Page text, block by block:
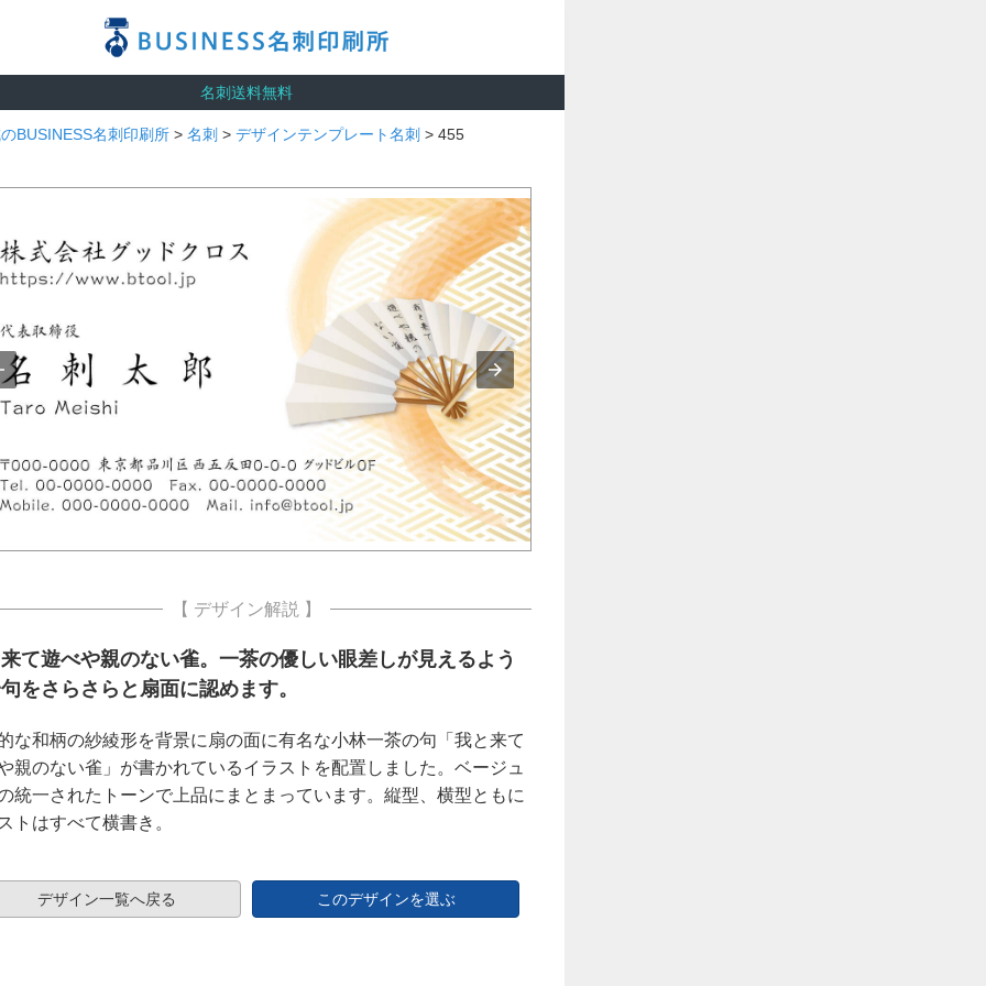
名刺送料無料
BUSINESS名刺印刷所 > 名刺 > デザインテンプレート名刺 > 455
【 デザイン解説 】
て遊べや親のない雀。一茶の優しい眼差しが見えるよう
をさらさらと扇面に認めます。
な和柄の紗綾形を背景に扇の面に有名な小林一茶の句「我と来て
親のない雀」が書かれているイラストを配置しました。ベージュ
統一されたトーンで上品にまとまっています。縦型、横型ともに
トはすべて横書き。
デザイン一覧へ戻る このデザインを選ぶ